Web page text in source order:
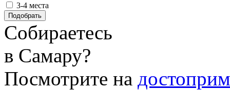
3-4 места
Собираетесь
в Самару?
Посмотрите на